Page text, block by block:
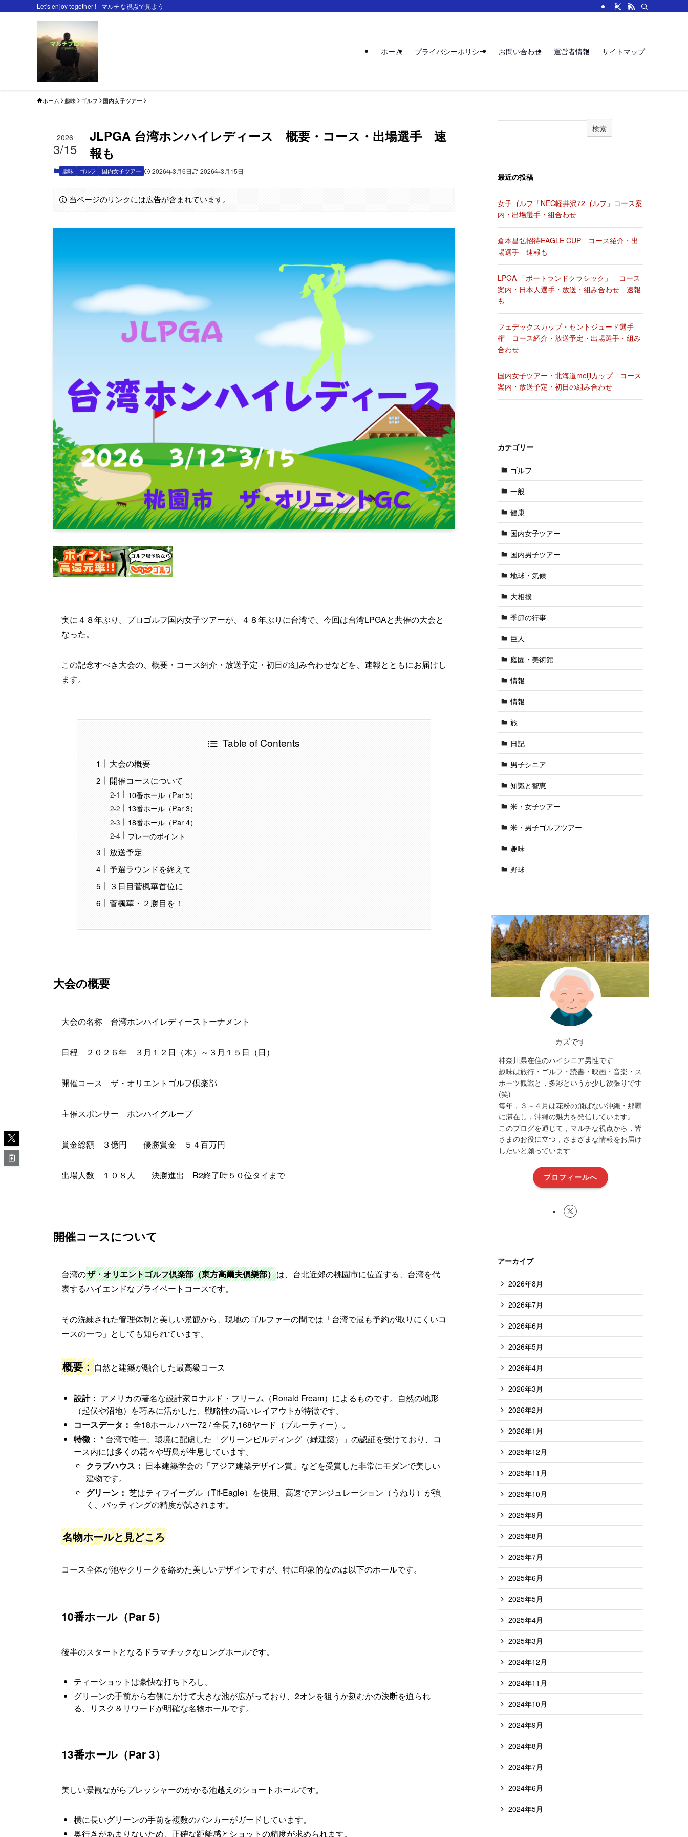
Let's enjoy together ! | マルチな視点で見よう
ホーム プライバシーポリシー お問い合わせ 運営者情報 サイトマップ
ホーム 趣味 ゴルフ 国内女子ツアー
JLPGA 台湾ホンハイレディース 概要・コース・出場選手 速
報も
2026
3/15
趣味 ゴルフ 国内女子ツアー 2026年3月6日 2026年3月15日
当ページのリンクには広告が含まれています。
実に４８年ぶり。プロゴルフ国内女子ツアーが、４８年ぶりに台湾で、今回は台湾LPGAと共催の大会と
なった。
この記念すべき大会の、概要・コース紹介・放送予定・初日の組み合わせなどを、速報とともにお届けし
ます。
Table of Contents
大会の概要
開催コースについて
10番ホール（Par 5）
13番ホール（Par 3）
18番ホール（Par 4）
プレーのポイント
放送予定
予選ラウンドを終えて
３日目菅楓華首位に
菅楓華・２勝目を！
大会の概要
大会の名称 台湾ホンハイレディーストーナメント
日程 ２０２６年 ３月１２日（木）～３月１５日（日）
開催コース ザ・オリエントゴルフ倶楽部
主催スポンサー ホンハイグループ
賞金総額 ３億円 優勝賞金 ５４百万円
出場人数 １０８人 決勝進出 R2終了時５０位タイまで
開催コースについて
台湾のザ・オリエントゴルフ倶楽部（東方高爾夫俱樂部）は、台北近郊の桃園市に位置する、台湾を代
表するハイエンドなプライベートコースです。
その洗練された管理体制と美しい景観から、現地のゴルファーの間では「台湾で最も予約が取りにくいコ
ースの一つ」としても知られています。
概要：自然と建築が融合した最高級コース
設計： アメリカの著名な設計家ロナルド・フリーム（Ronald Fream）によるものです。自然の地形
（起伏や沼地）を巧みに活かした、戦略性の高いレイアウトが特徴です。
コースデータ： 全18ホール / パー72 / 全長 7,168ヤード（ブルーティー）。
特徴： * 台湾で唯一、環境に配慮した「グリーンビルディング（緑建築）」の認証を受けており、コ
ース内には多くの花々や野鳥が生息しています。
クラブハウス： 日本建築学会の「アジア建築デザイン賞」などを受賞した非常にモダンで美しい
建物です。
グリーン： 芝はティフイーグル（Tif-Eagle）を使用。高速でアンジュレーション（うねり）が強
く、パッティングの精度が試されます。
名物ホールと見どころ
コース全体が池やクリークを絡めた美しいデザインですが、特に印象的なのは以下のホールです。
10番ホール（Par 5）
後半のスタートとなるドラマチックなロングホールです。
ティーショットは豪快な打ち下ろし。
グリーンの手前から右側にかけて大きな池が広がっており、2オンを狙うか刻むかの決断を迫られ
る、リスク＆リワードが明確な名物ホールです。
13番ホール（Par 3）
美しい景観ながらプレッシャーのかかる池越えのショートホールです。
横に長いグリーンの手前を複数のバンカーがガードしています。
奥行きがあまりないため、正確な距離感とショットの精度が求められます。
検索
最近の投稿
女子ゴルフ「NEC軽井沢72ゴルフ」コース案
内・出場選手・組合わせ
倉本昌弘招待EAGLE CUP コース紹介・出
場選手 速報も
LPGA 「ポートランドクラシック」 コース
案内・日本人選手・放送・組み合わせ 速報
も
フェデックスカップ・セントジュード選手
権 コース紹介・放送予定・出場選手・組み
合わせ
国内女子ツアー・北海道meijiカップ コース
案内・放送予定・初日の組み合わせ
カテゴリー
ゴルフ
一般
健康
国内女子ツアー
国内男子ツアー
地球・気候
大相撲
季節の行事
巨人
庭園・美術館
情報
情報
旅
日記
男子シニア
知識と智恵
米・女子ツアー
米・男子ゴルフツアー
趣味
野球
カズです
神奈川県在住のハイシニア男性です
趣味は旅行・ゴルフ・読書・映画・音楽・ス
ポーツ観戦と，多彩というか少し欲張りです
(笑)
毎年，３～４月は花粉の飛ばない沖縄・那覇
に滞在し，沖縄の魅力を発信しています。
このブログを通じて，マルチな視点から，皆
さまのお役に立つ，さまざまな情報をお届け
したいと願っています
プロフィールへ
アーカイブ
2026年8月
2026年7月
2026年6月
2026年5月
2026年4月
2026年3月
2026年2月
2026年1月
2025年12月
2025年11月
2025年10月
2025年9月
2025年8月
2025年7月
2025年6月
2025年5月
2025年4月
2025年3月
2024年12月
2024年11月
2024年10月
2024年9月
2024年8月
2024年7月
2024年6月
2024年5月